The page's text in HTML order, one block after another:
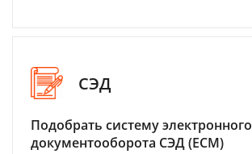
СЭД
Подобрать систему электронного
документооборота СЭД (ECM)